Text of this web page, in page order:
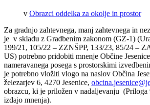
v Obrazci oddelka za okolje in prostor
Za gradnjo zahtevnega, manj zahtevnega in
je v skladu z Gradbenim zakonom (GZ-1)
199/21, 105/22 – ZZNŠPP, 133/23, 85/24 –
US) potrebno pridobiti mnenje Občine
nameravanega posega s prostorskimi
je potrebno vložiti vlogo na naslov Občina
železarjev 6, 4270 Jesenice,
obrazcu, ki je priložen v nadaljevanju (Priloga
izdajo mnenja).